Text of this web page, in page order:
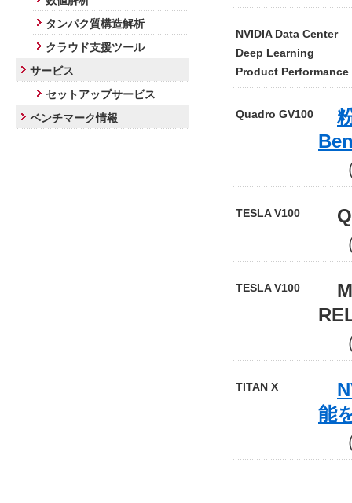
NVIDIA Data Center
Deep Learning
Product Performance
Quadro GV100
TESLA V100
TESLA V100
TITAN X
能
タンパク質構造解析
クラウド支援ツール
サービス
セットアップサービス
ベンチマーク情報